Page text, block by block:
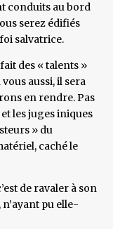
conduits au bord
serez édifiés
salvatrice.
des « talents »
aussi, il sera
en rendre. Pas
les juges iniques
» du
caché le
de ravaler à son
pu elle-